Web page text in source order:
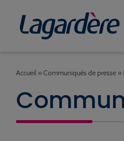
Accueil »Communiqués de presse »